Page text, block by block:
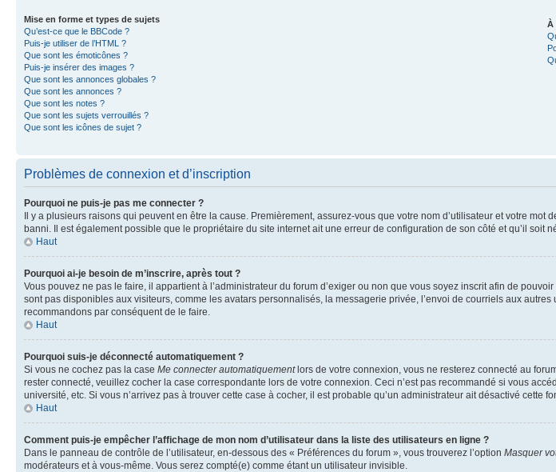
Mise en forme et types de sujets
Qu’est-ce que le BBCode ?
Puis-je utiliser de l’HTML ?
Que sont les émoticônes ?
Puis-je insérer des images ?
Que sont les annonces globales ?
Que sont les annonces ?
Que sont les notes ?
Que sont les sujets verrouillés ?
Que sont les icônes de sujet ?
À
Problèmes de connexion et d’inscription
Pourquoi ne puis-je pas me connecter ?
Il y a plusieurs raisons qui peuvent en être la cause. Premièrement, assurez-vous que votre nom d’utilisateur et votre
banni. Il est également possible que le propriétaire du site internet ait une erreur de configuration de son côté et qu’il soit
Haut
Pourquoi ai-je besoin de m’inscrire, après tout ?
Vous pouvez ne pas le faire, il appartient à l’administrateur du forum d’exiger ou non que vous soyez inscrit afin de
sont pas disponibles aux visiteurs, comme les avatars personnalisés, la messagerie privée, l’envoi de courriels aux
recommandons par conséquent de le faire.
Haut
Pourquoi suis-je déconnecté automatiquement ?
Si vous ne cochez pas la case Me connecter automatiquementlors de votre connexion, vous ne resterez connecté au
rester connecté, veuillez cocher la case correspondante lors de votre connexion. Ceci n’est pas recommandé si vous
université, etc. Si vous n’arrivez pas à trouver cette case à cocher, il est probable qu’un administrateur ait désactivé cette
Haut
Comment puis-je empêcher l’affichage de mon nom d’utilisateur dans la liste des utilisateurs en ligne ?
Dans le panneau de contrôle de l’utilisateur, en-dessous des « Préférences du forum », vous trouverez l’option Masquer
modérateurs et à vous-même. Vous serez compté(e) comme étant un utilisateur invisible.